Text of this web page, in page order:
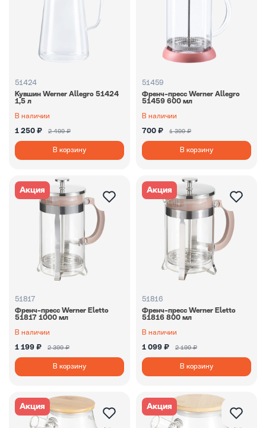
51424
Кувшин Werner Allegro 51424
1,5 л
В наличии
1 250 ₽ 2 499 ₽
В корзину
51459
Френч-пресс Werner Allegro
51459 600 мл
В наличии
700 ₽ 1 399 ₽
В корзину
Акция
51817
Френч-пресс Werner Eletto
51817 1000 мл
В наличии
1 199 ₽ 2 399 ₽
В корзину
Акция
51816
Френч-пресс Werner Eletto
51816 800 мл
В наличии
1 099 ₽ 2 199 ₽
В корзину
Акция Акция